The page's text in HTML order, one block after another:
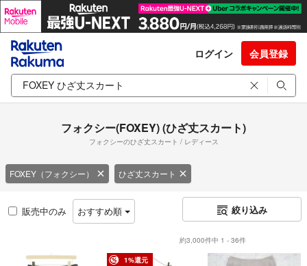
ログイン 会員登録
フォクシー(FOXEY) (ひざ丈スカート)
フォクシーのひざ丈スカート / レディース
FOXEY（フォクシー） ひざ丈スカート
販売中のみ おすすめ順 絞り込み
約3,000件中 1 - 36件
1%還元